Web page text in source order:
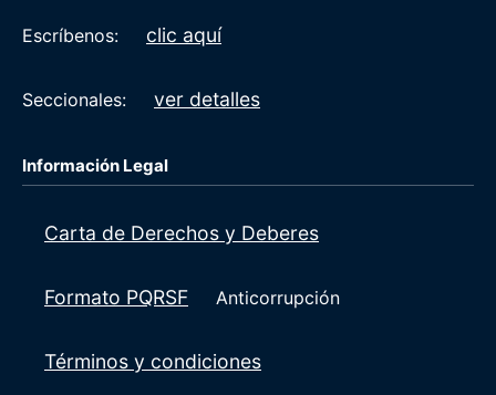
Escríbenos: clic aquí
Seccionales: ver detalles
Información Legal
Carta de Derechos y Deberes
Formato PQRSF Anticorrupción
Términos y condiciones